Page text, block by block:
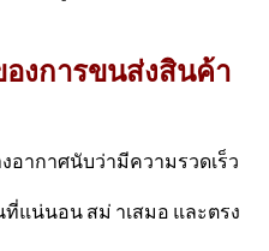
การขนส่งสินค้า
อากาศนับว่ามีความรวดเร็ว
แน่นอน สม่ าเสมอ และตรง